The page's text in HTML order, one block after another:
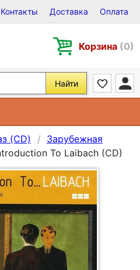
на Виниле, CD и DVD
Контакты Доставка Оплата
Корзина (0)
Найти
(CD)
Зарубежная
To Laibach (CD)